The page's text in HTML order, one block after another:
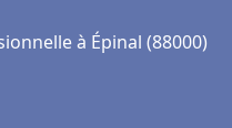
à Épinal (88000)